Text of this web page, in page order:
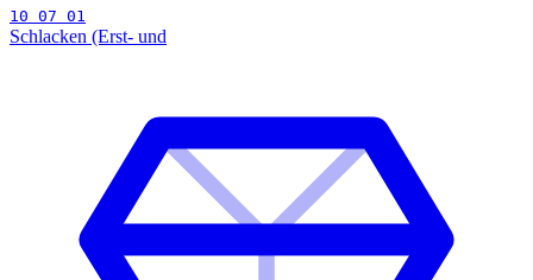
10 07 01
Schlacken (Erst- und